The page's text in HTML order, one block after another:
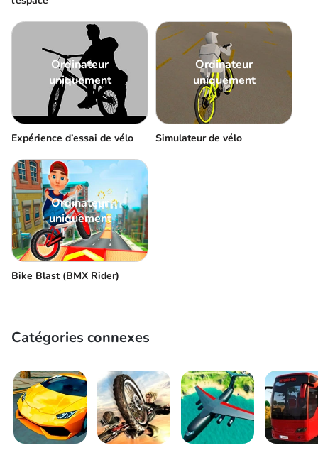
Ordinateur
uniquement
Expérience d’essai de vélo
Ordinateur
uniquement
Simulateur de vélo
Ordinateur
uniquement
Bike Blast (BMX Rider)
Catégories connexes